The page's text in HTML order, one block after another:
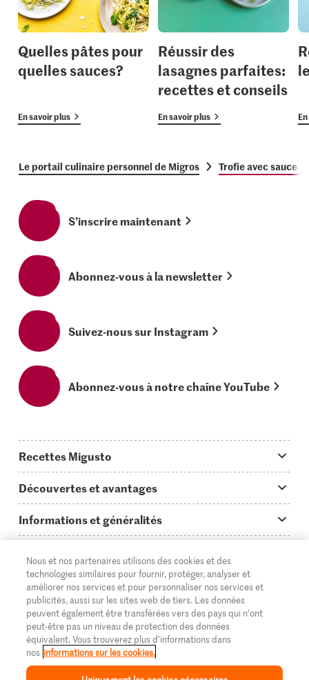
Quelles pâtes pour
quelles sauces?
En savoir plus
Réussir des
lasagnes parfaites:
recettes et conseils
En savoir plus
Le portail culinaire personnel de Migros Trofie avec sauce
S’inscrire maintenant
Abonnez-vous à la newsletter
Suivez-nous sur Instagram
Abonnez-vous à notre chaîne YouTube
Recettes Migusto
Idées de menus
Plats principaux
Simple & vite prêt
Apéritif
Préparations au four
Enfants & famille
Découvertes et avantages
On en parle...
Tutoriels
Glossaire des ingrédients
Login Migusto
Magazine Migusto
Informations et généralités
Questions concernant Migusto
Cuisiner avec Migusto
Service clientèle & contact
Publicité
Impressum
Supermarché
Migros Online
À propos de Migros
Magasins
© 2026 La Fédération des coopératives Migros
DE FR IT
Nous et nos partenaires utilisons des cookies et des
technologies similaires pour fournir, protéger, analyser et
améliorer nos services et pour personnaliser nos services et
publicités, aussi sur les sites web de tiers. Les données
peuvent également être transférées vers des pays qui n'ont
peut-être pas un niveau de protection des données
équivalent. Vous trouverez plus d'informations dans
nos informations sur les cookies.